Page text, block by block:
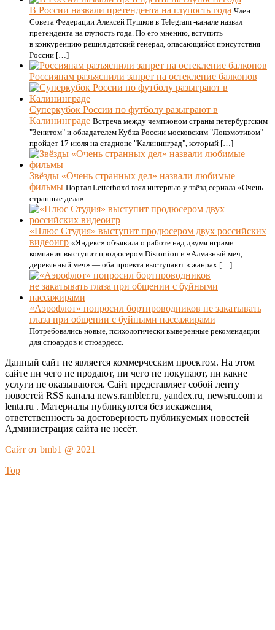
В России назвали претендента на глупость года Член
Совета Федерации Алексей Пушков в Telegram -канале назвал
претендента на глупость года. По его мнению, вступить
в конкуренцию решил датский генерал, опасающийся присутствия
России […]
Россиянам разъяснили запрет на остекление балконов
Суперкубок России по футболу разыграют в
Калининграде Встреча между чемпионом страны петербургским
"Зенитом" и обладателем Кубка России московским "Локомотивом"
пройдет 17 июля на стадионе "Калининград", который […]
Звёзды «Очень странных дел» назвали любимые
фильмы Портал Letterboxd взял интервью у звёзд сериала «Очень
странные дела».
«Плюс Студия» выступит продюсером двух российских
видеоигр «Яндекс» объявила о работе над двумя играми:
компания выступит продюсером Distortion и «Алмазный меч,
деревянный меч» — оба проекта выступают в жанрах […]
«Аэрофлот» попросил бортпроводников не закатывать
глаза при общении с буйными пассажирами
Потребовались новые, психологически выверенные рекомендации
для стюардов и стюардесс.
Данный сайт не является коммерческим проектом. На этом
сайте ни чего не продают, ни чего не покупают, ни какие
услуги не оказываются. Сайт представляет собой ленту
новостей RSS канала news.rambler.ru, yandex.ru, newsru.com и
lenta.ru . Материалы публикуются без искажения,
ответственность за достоверность публикуемых новостей
Администрация сайта не несёт.
Сайт от bmb1 @ 2021
Top